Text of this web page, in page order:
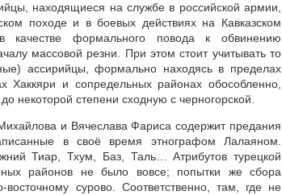
находящиеся на службе в российской армии,
походе и в боевых действиях на Кавказском
качестве формального повода к обвинению
массовой резни. При этом стоит учитывать то
ассирийцы, формально находясь в пределах
и сопредельных районах обособленно,
некоторой степени сходную с черногорской.
и Вячеслава Фариса содержит предания
в своё время этнографом Лалаяном.
Тиар, Тхум, Баз, Таль… Атрибутов турецкой
районов не было вовсе; попытки же сбора
сурово. Соответственно, там, где не